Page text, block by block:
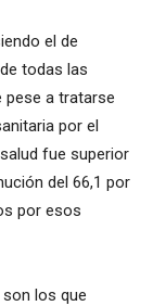
el de
todas las
pese a tratarse
por el
fue superior
del 66,1 por
por esos
los que